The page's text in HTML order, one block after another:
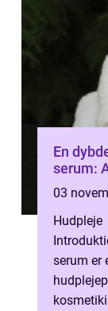
En
serum:
03
Hudpleje
serum er